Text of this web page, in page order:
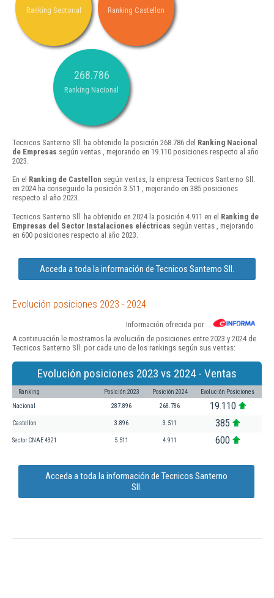
Ranking Sectorial Ranking Castellon
268.786
Ranking Nacional
Tecnicos Santerno Sll. ha obtenido la posición 268.786 del Ranking Nacional
de Empresas según ventas , mejorando en 19.110 posiciones respecto al año
2023.
En el Ranking de Castellon según ventas, la empresa Tecnicos Santerno Sll.
en 2024 ha conseguido la posición 3.511 , mejorando en 385 posiciones
respecto al año 2023.
Tecnicos Santerno Sll. ha obtenido en 2024 la posición 4.911 en el Ranking de
Empresas del Sector Instalaciones eléctricas según ventas , mejorando
en 600 posiciones respecto al año 2023.
Acceda a toda la información de Tecnicos Santerno Sll.
Evolución posiciones 2023 - 2024
Información ofrecida por
A continuación le mostramos la evolución de posiciones entre 2023 y 2024 de
Tecnicos Santerno Sll. por cada uno de los rankings según sus ventas:
Evolución posiciones 2023 vs 2024 - Ventas
Ranking Posición 2023 Posición 2024 Evolución Posiciones
Nacional 287.896 268.786 19.110
Castellon 3.896 3.511 385
Sector CNAE 4321 5.511 4.911 600
Acceda a toda la información de Tecnicos Santerno
Sll.